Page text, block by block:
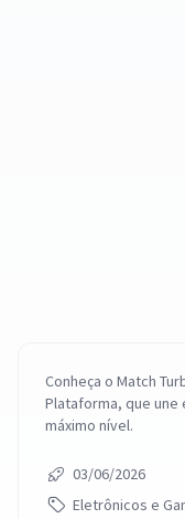
03/06/2026
Eletrônicos e
Conheça o Match
Plataforma, que
máximo nível.